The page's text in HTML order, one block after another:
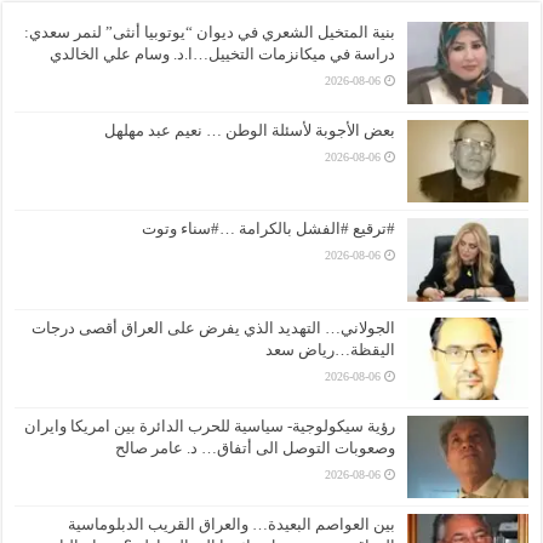
بنية المتخيل الشعري في ديوان “يوتوبيا أنثى” لنمر سعدي:
دراسة في ميكانزمات التخييل…ا.د. وسام علي الخالدي
2026-08-06
بعض الأجوبة لأسئلة الوطن … نعيم عبد مهلهل
2026-08-06
#ترقيع #الفشل بالكرامة …#سناء وتوت
2026-08-06
الجولاني… التهديد الذي يفرض على العراق أقصى درجات
اليقظة…رياض سعد
2026-08-06
رؤية سيكولوجية- سياسية للحرب الدائرة بين امريكا وايران
وصعوبات التوصل الى أتفاق… د. عامر صالح
2026-08-06
بين العواصم البعيدة… والعراق القريب الدبلوماسية